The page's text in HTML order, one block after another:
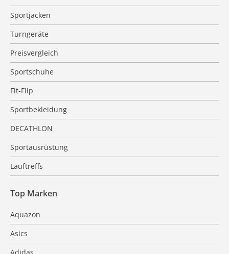
Sportjacken
Turngeräte
Preisvergleich
Sportschuhe
Fit-Flip
Sportbekleidung
DECATHLON
Sportausrüstung
Lauftreffs
Top Marken
Aquazon
Asics